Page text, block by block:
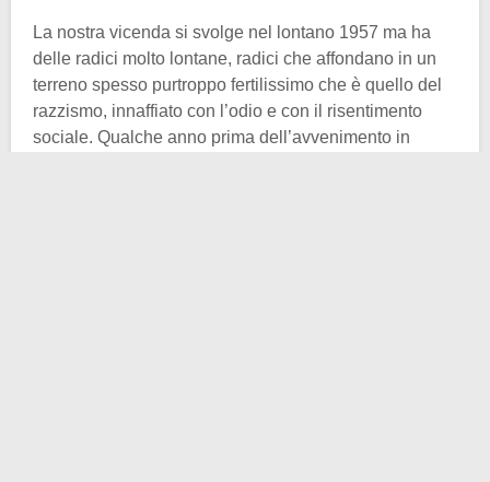
La nostra vicenda si svolge nel lontano 1957 ma ha
delle radici molto lontane, radici che affondano in un
terreno spesso purtroppo fertilissimo che è quello del
razzismo, innaffiato con l’odio e con il risentimento
sociale. Qualche anno prima dell’avvenimento in